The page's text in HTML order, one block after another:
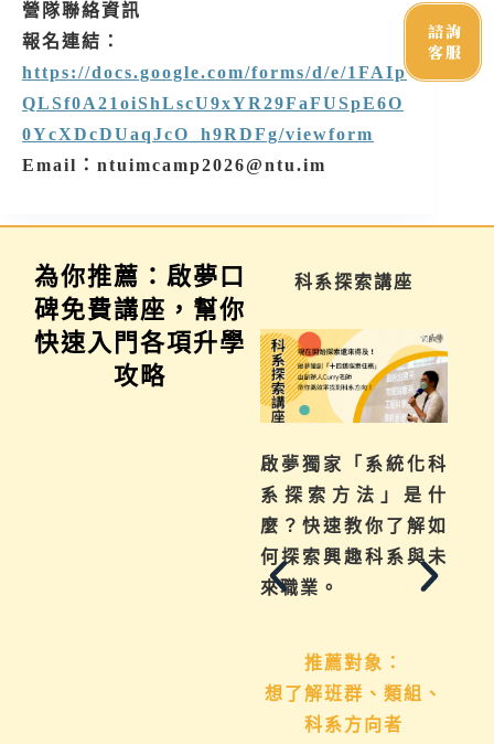
營隊聯絡資訊
報名連結：
https://docs.google.com/forms/d/e/1FAIp
QLSf0A21oiShLscU9xYR29FaFUSpE6O
0YcXDcDUaqJcO_h9RDFg/viewform
Email：ntuimcamp2026@ntu.im
為你推薦：啟夢口
碑免費講座，幫你
快速入門各項升學
攻略
學習歷程說明會 科系探索講座
啟夢獨家「系統化科
系探索方法」是什
麼？快速教你了解如
何探索興趣科系與未
來職業。
推薦對象：
想了解班群、類組、
科系方向者
諮詢
客服